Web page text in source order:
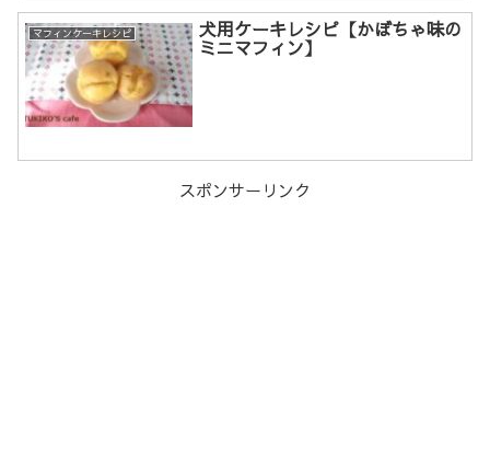
マフィンケーキレシピ 犬用ケーキレシピ【かぼちゃ味の
ミニマフィン】
スポンサーリンク